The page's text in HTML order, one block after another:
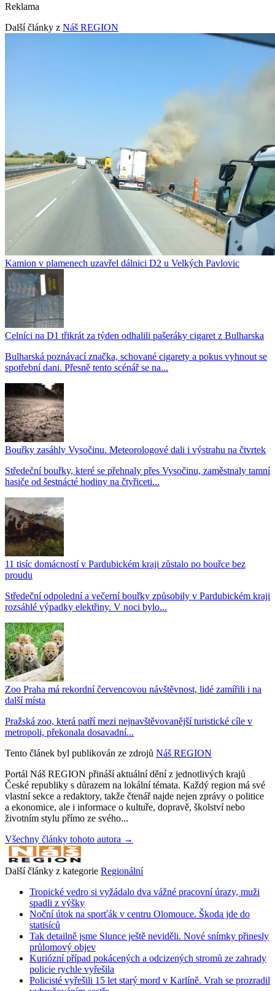
Reklama
Další články z Náš REGION
Kamion v plamenech uzavřel dálnici D2 u Velkých Pavlovic
Celníci na D1 třikrát za týden odhalili pašeráky cigaret z Bulharska
Bulharská poznávací značka, schované cigarety a pokus vyhnout se
spotřební dani. Přesně tento scénář se na...
Bouřky zasáhly Vysočinu. Meteorologové dali i výstrahu na čtvrtek
Středeční bouřky, které se přehnaly přes Vysočinu, zaměstnaly tamní
hasiče od šestnácté hodiny na čtyřiceti...
11 tisíc domácností v Pardubickém kraji zůstalo po bouřce bez
proudu
Středeční odpolední a večerní bouřky způsobily v Pardubickém kraji
rozsáhlé výpadky elektřiny. V noci bylo...
Zoo Praha má rekordní červencovou návštěvnost, lidé zamířili i na
další místa
Pražská zoo, která patří mezi nejnavštěvovanější turistické cíle v
metropoli, překonala dosavadní...
Tento článek byl publikován ze zdrojů Náš REGION
Portál Náš REGION přináší aktuální dění z jednotlivých krajů
České republiky s důrazem na lokální témata. Každý region má své
vlastní sekce a redaktory, takže čtenář najde nejen zprávy o politice
a ekonomice, ale i informace o kultuře, dopravě, školství nebo
životním stylu přímo ze svého...
Všechny články tohoto autora →
Další články z kategorie Regionální
Tropické vedro si vyžádalo dva vážné pracovní úrazy, muži
spadli z výšky
Noční útok na sporťák v centru Olomouce. Škoda jde do
statisíců
Tak detailně jsme Slunce ještě neviděli. Nové snímky přinesly
průlomový objev
Kuriózní případ pokácených a odcizených stromů ze zahrady
policie rychle vyřešila
Policisté vyřešili 15 let starý mord v Karlíně. Vrah se prozradil